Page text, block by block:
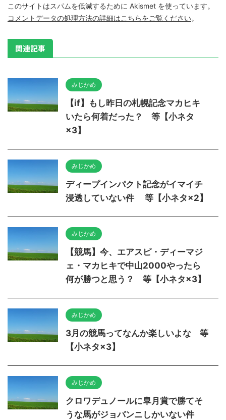
このサイトはスパムを低減するために Akismet を使っています。
コメントデータの処理方法の詳細はこちらをご覧ください。
関連記事
みじかめ
【if】もし昨日の札幌記念マカヒキ
いたら何着だった？ 等【小ネタ
×3】
みじかめ
ディープインパクト記念がイマイチ
浸透していない件 等【小ネタ×2】
みじかめ
【競馬】今、エアスピ・ディーマジ
ェ・マカヒキで中山2000やったら
何が勝つと思う？ 等【小ネタ×3】
みじかめ
3月の競馬ってなんか楽しいよな 等
【小ネタ×3】
みじかめ
クロワデュノールに皐月賞で勝てそ
うな馬がジョバンニしかいない件